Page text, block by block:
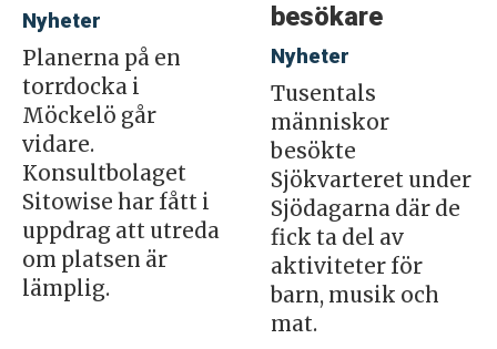
Nyheter
Planerna på en
torrdocka i
Möckelö går
vidare.
Konsultbolaget
Sitowise har fått i
uppdrag att utreda
om platsen är
lämplig.
besökare
Nyheter
Tusentals
människor
besökte
Sjökvarteret under
Sjödagarna där de
fick ta del av
aktiviteter för
barn, musik och
mat.